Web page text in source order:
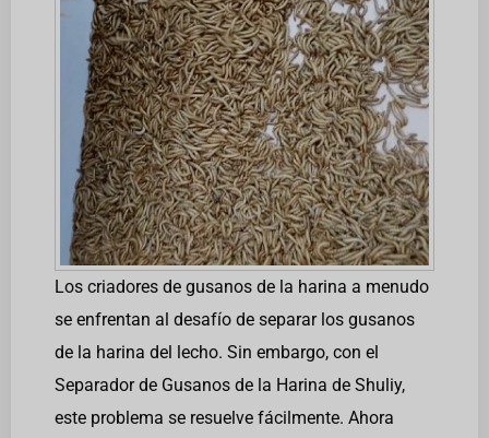
Los criadores de gusanos de la harina a menudo
se enfrentan al desafío de separar los gusanos
de la harina del lecho. Sin embargo, con el
Separador de Gusanos de la Harina de Shuliy,
este problema se resuelve fácilmente. Ahora